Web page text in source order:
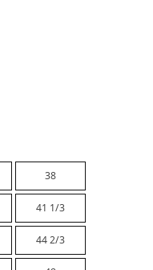
38
41 1/3
44 2/3